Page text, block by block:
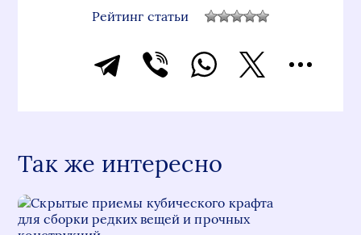
Рейтинг статьи
Так же интересно